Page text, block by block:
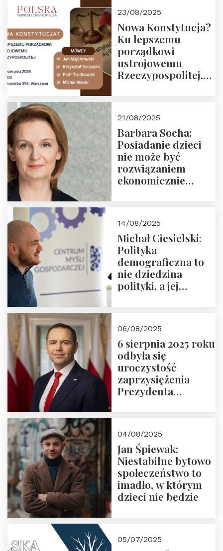
23/08/2025
Nowa Konstytucja?
Ku lepszemu
porządkowi
ustrojowemu
Rzeczypospolitej.
Nowego
Ćwierćwiecza”
21/08/2025
Barbara Socha:
Posiadanie dzieci
nie może być
rozwiązaniem
ekonomicznie
14/08/2025
Michał Ciesielski:
Polityka
demograficzna to
nie dziedzina
polityki, a jej
06/08/2025
6 sierpnia 2025 roku
odbyła się
uroczystość
zaprzysiężenia
Prezydenta
Nawrockiego
04/08/2025
Jan Śpiewak:
Niestabilne bytowo
społeczeństwo to
imadło, w którym
dzieci nie będzie
05/07/2025